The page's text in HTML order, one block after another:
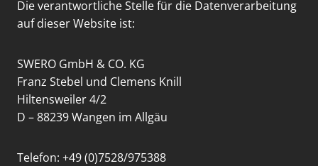
Die verantwortliche Stelle für die Datenverarbeitung
auf dieser Website ist:
SWERO GmbH & CO. KG
Franz Stebel und Clemens Knill
Hiltensweiler 4/2
D – 88239 Wangen im Allgäu
Telefon: +49 (0)7528/975388